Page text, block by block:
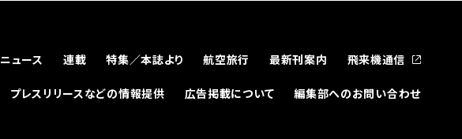
ニュース 連載 特集／本誌より 航空旅行 最新刊案内 飛来機通信
プレスリリースなどの情報提供 広告掲載について 編集部へのお問い合わせ